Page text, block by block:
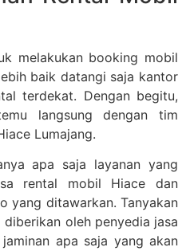
melakukan booking mobil
baik datangi saja kantor
terdekat. Dengan begitu,
langsung dengan tim
Lumajang.
apa saja layanan yang
rental mobil Hiace dan
yang ditawarkan. Tanyakan
oleh penyedia jasa
apa saja yang akan